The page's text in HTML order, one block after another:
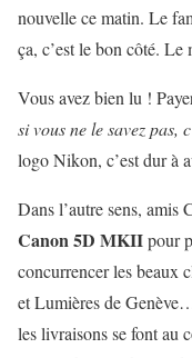
nouvelle ce matin. Le
ça, c’est le bon côté. Le
Vous avez bien lu !
si vous ne le savez pas,
logo Nikon, c’est dur à
Dans l’autre sens, amis
Canon 5D MKIIpour
concurrencer les beaux
et Lumières de
les livraisons se font au